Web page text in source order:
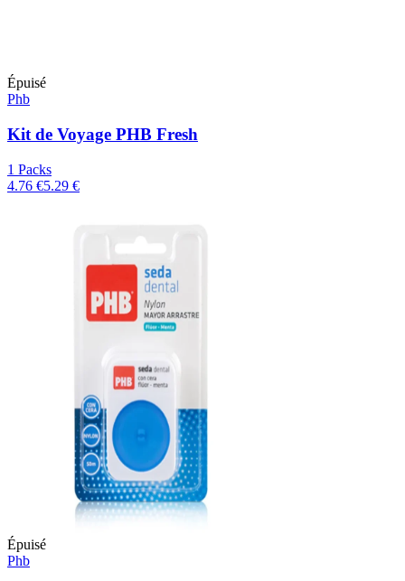
Épuisé
Phb
Kit de Voyage PHB Fresh
1 Packs
4.76 €5.29 €
Épuisé
Phb